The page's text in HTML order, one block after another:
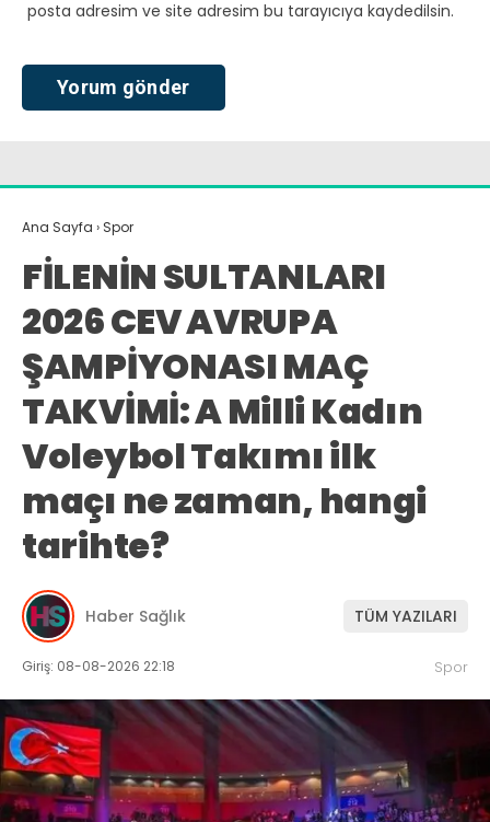
posta adresim ve site adresim bu tarayıcıya kaydedilsin.
Ana Sayfa › Spor
FİLENİN SULTANLARI
2026 CEV AVRUPA
ŞAMPİYONASI MAÇ
TAKVİMİ: A Milli Kadın
Voleybol Takımı ilk
maçı ne zaman, hangi
tarihte?
Haber Sağlık TÜM YAZILARI
Giriş: 08-08-2026 22:18 Spor